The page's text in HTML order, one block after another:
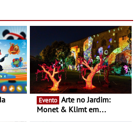
16 de agosto
Evento
Monet & Klimt em